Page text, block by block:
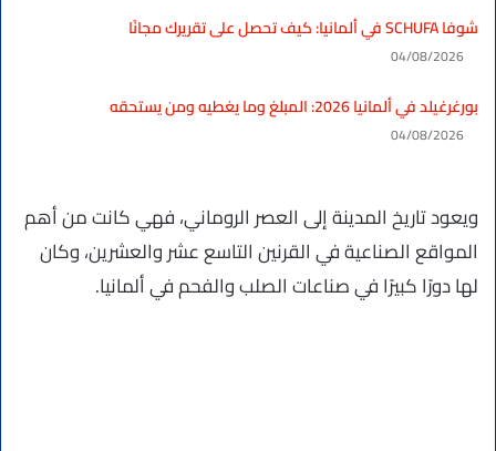
شوفا SCHUFA في ألمانيا: كيف تحصل على تقريرك مجانًا
04/08/2026
بورغرغيلد في ألمانيا 2026: المبلغ وما يغطيه ومن يستحقه
04/08/2026
ويعود تاريخ المدينة إلى العصر الروماني، فهي كانت من أهم
المواقع الصناعية في القرنين التاسع عشر والعشرين، وكان
لها دورًا كبيرًا في صناعات الصلب والفحم في ألمانيا.